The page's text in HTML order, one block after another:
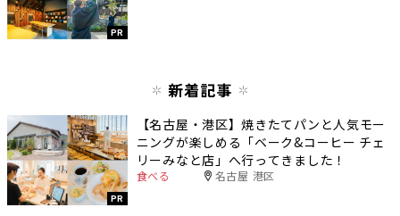
PR
新着記事
PR
【名古屋・港区】焼きたてパンと人気モー
ニングが楽しめる「ベーク&コーヒー チェ
リーみなと店」へ行ってきました！
食べる 名古屋 港区